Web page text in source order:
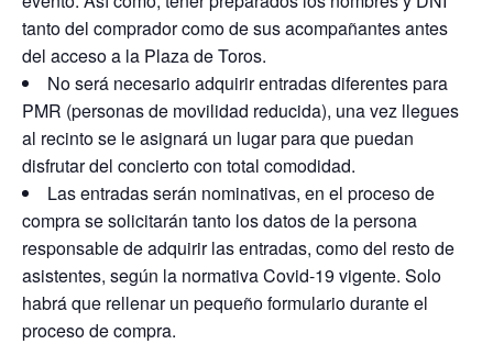
tanto del comprador como de sus acompañantes antes
del acceso a la Plaza de Toros.
No será necesario adquirir entradas diferentes para
PMR (personas de movilidad reducida), una vez llegues
al recinto se le asignará un lugar para que puedan
disfrutar del concierto con total comodidad.
Las entradas serán nominativas, en el proceso de
compra se solicitarán tanto los datos de la persona
responsable de adquirir las entradas, como del resto de
asistentes, según la normativa Covid-19 vigente. Solo
habrá que rellenar un pequeño formulario durante el
proceso de compra.